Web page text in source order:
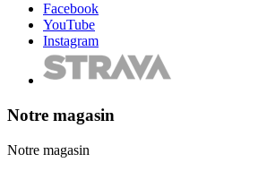
Facebook
YouTube
Instagram
Notre magasin
Notre magasin